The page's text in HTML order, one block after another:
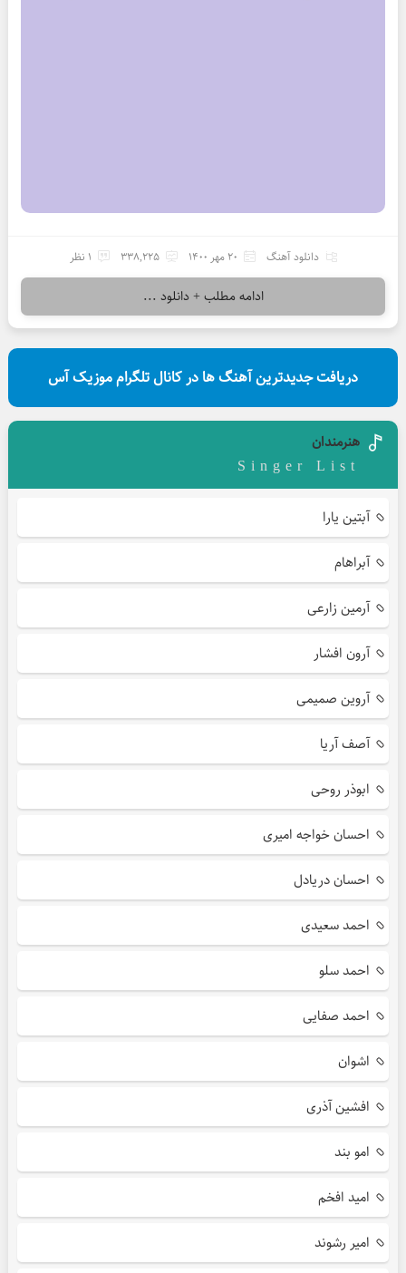
دانلود آهنگ 20 مهر 1400 338,225 1 نظر
ادامه مطلب + دانلود ...
دریافت جدیدترین آهنگ ها در کانال تلگرام موزیک آس
هنرمندان
Singer List
آبتین یارا
آبراهام
آرمین زارعی
آرون افشار
آروین صمیمی
آصف آریا
ابوذر روحی
احسان خواجه امیری
احسان دریادل
احمد سعیدی
احمد سلو
احمد صفایی
اشوان
افشین آذری
امو بند
امید افخم
امیر رشوند